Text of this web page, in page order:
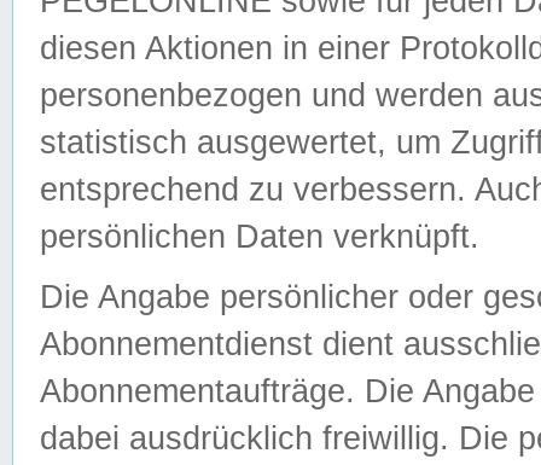
diesen Aktionen in einer
personenbezogen und werden
statistisch ausgewertet, um
entsprechend zu verbessern.
persönlichen Daten verknüpft.
Die Angabe persönlicher oder
Abonnementdienst dient
Abonnementaufträge. Die
dabei ausdrücklich freiwillig. Die